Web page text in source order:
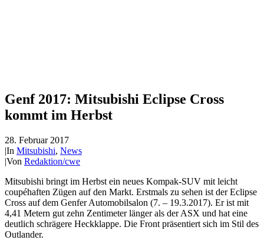
Genf 2017: Mitsubishi Eclipse Cross
kommt im Herbst
28. Februar 2017
|In Mitsubishi, News
|Von Redaktion/cwe
Mitsubishi bringt im Herbst ein neues Kompak-SUV mit leicht
coupéhaften Zügen auf den Markt. Erstmals zu sehen ist der Eclipse
Cross auf dem Genfer Automobilsalon (7. – 19.3.2017). Er ist mit
4,41 Metern gut zehn Zentimeter länger als der ASX und hat eine
deutlich schrägere Heckklappe. Die Front präsentiert sich im Stil des
Outlander.